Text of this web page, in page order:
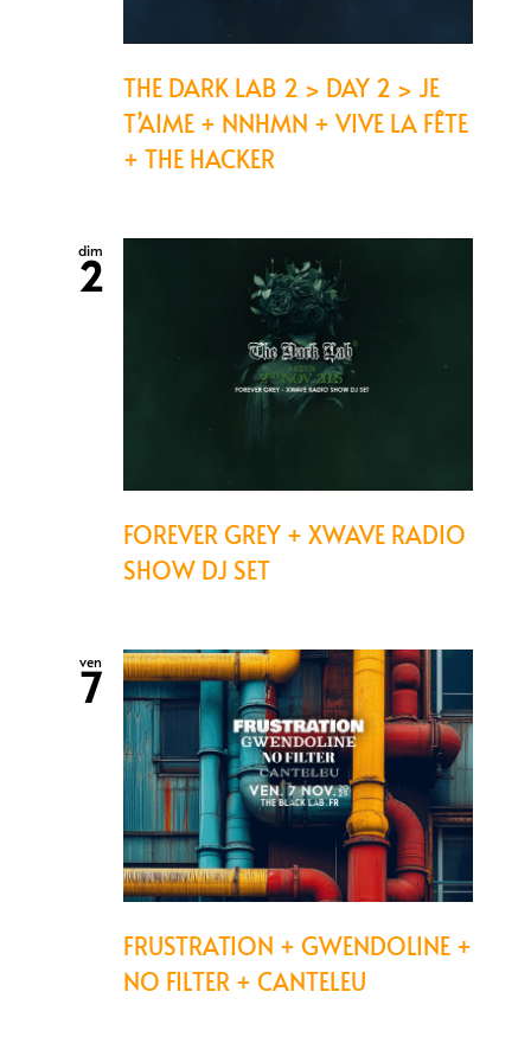
THE DARK LAB 2 > DAY 2 > JE
T’AIME + NNHMN + VIVE LA FÊTE
+ THE HACKER
dim
2
FOREVER GREY + XWAVE RADIO
SHOW DJ SET
ven
7
FRUSTRATION + GWENDOLINE +
NO FILTER + CANTELEU